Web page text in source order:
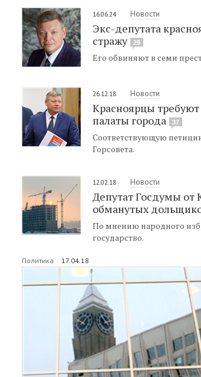
16.06.24 Новости
Экс-депутата
стражу
29
Его обвиняют в семи
26.12.18 Новости
Красноярцы
палаты города
37
Соответствующую
Горсовета.
12.02.18 Новости
Депутат Госдумы
обманутых
По мнению народного
государство.
Политика 17.04.18